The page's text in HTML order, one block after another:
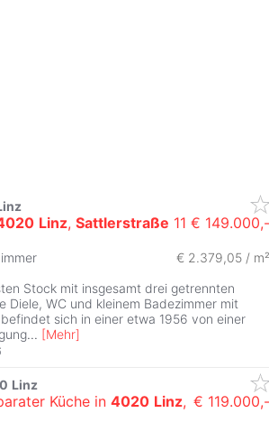
Linz, Sattlerstraße 11 € 149.000,-
€ 2.379,05 / m²
Stock mit insgesamt drei getrennten
Diele, WC und kleinem Badezimmer mit
sich in einer etwa 1956 von einer
... [Mehr]
Linz
Küche in 4020 Linz, € 119.000,-